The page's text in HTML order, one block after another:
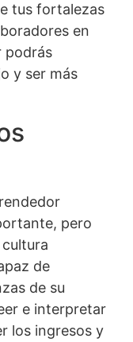
tus fortalezas
en
podrás
y ser más
pero
de
de su
e interpretar
los ingresos y